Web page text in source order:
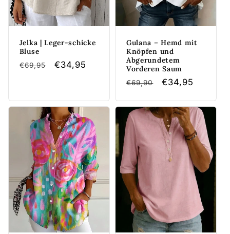
Jelka | Leger-schicke
Bluse
Normaler
€69,95 Verkaufspreis
€34,95
Gulana – Hemd mit
Knöpfen und
Abgerundetem
Vorderen Saum
Normaler
€69,90 Verkaufspreis
€34,95